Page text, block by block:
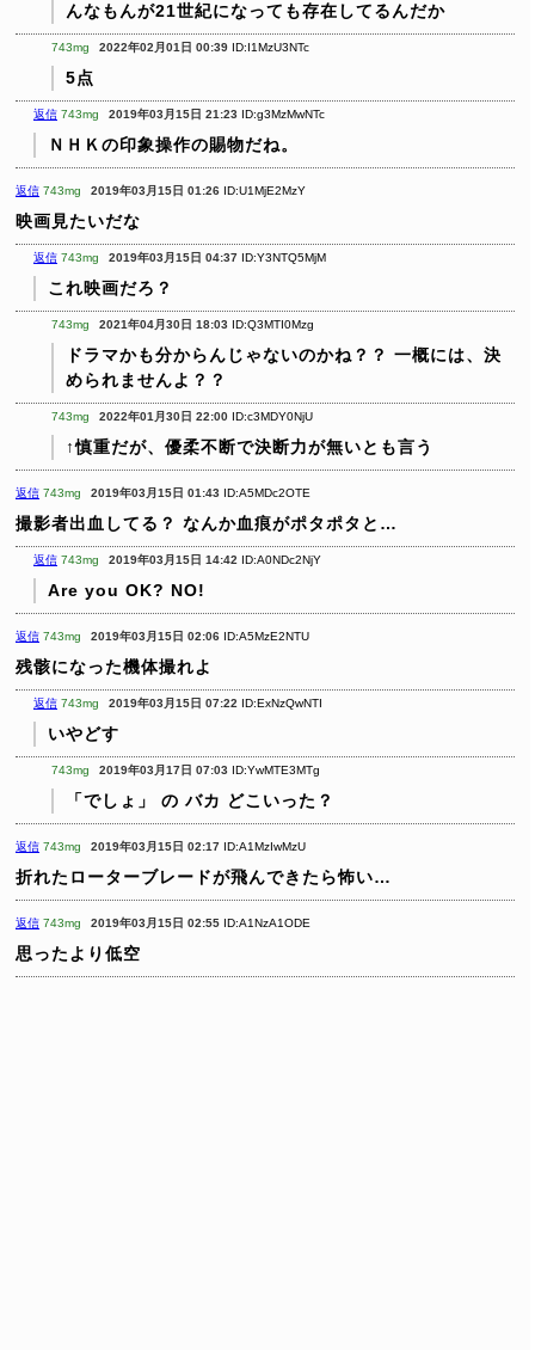
んなもんが21世紀になっても存在してるんだか
743mg 2022年02月01日 00:39 ID:I1MzU3NTc
5点
返信 743mg 2019年03月15日 21:23 ID:g3MzMwNTc
ＮＨＫの印象操作の賜物だね。
返信 743mg 2019年03月15日 01:26 ID:U1MjE2MzY
映画見たいだな
返信 743mg 2019年03月15日 04:37 ID:Y3NTQ5MjM
これ映画だろ？
743mg 2021年04月30日 18:03 ID:Q3MTI0Mzg
ドラマかも分からんじゃないのかね？？ 一概には、決
められませんよ？？
743mg 2022年01月30日 22:00 ID:c3MDY0NjU
↑慎重だが、優柔不断で決断力が無いとも言う
返信 743mg 2019年03月15日 01:43 ID:A5MDc2OTE
撮影者出血してる？ なんか血痕がポタポタと…
返信 743mg 2019年03月15日 14:42 ID:A0NDc2NjY
Are you OK? NO!
返信 743mg 2019年03月15日 02:06 ID:A5MzE2NTU
残骸になった機体撮れよ
返信 743mg 2019年03月15日 07:22 ID:ExNzQwNTI
いやどす
743mg 2019年03月17日 07:03 ID:YwMTE3MTg
「でしょ」 の バカ どこいった？
返信 743mg 2019年03月15日 02:17 ID:A1MzIwMzU
折れたローターブレードが飛んできたら怖い…
返信 743mg 2019年03月15日 02:55 ID:A1NzA1ODE
思ったより低空